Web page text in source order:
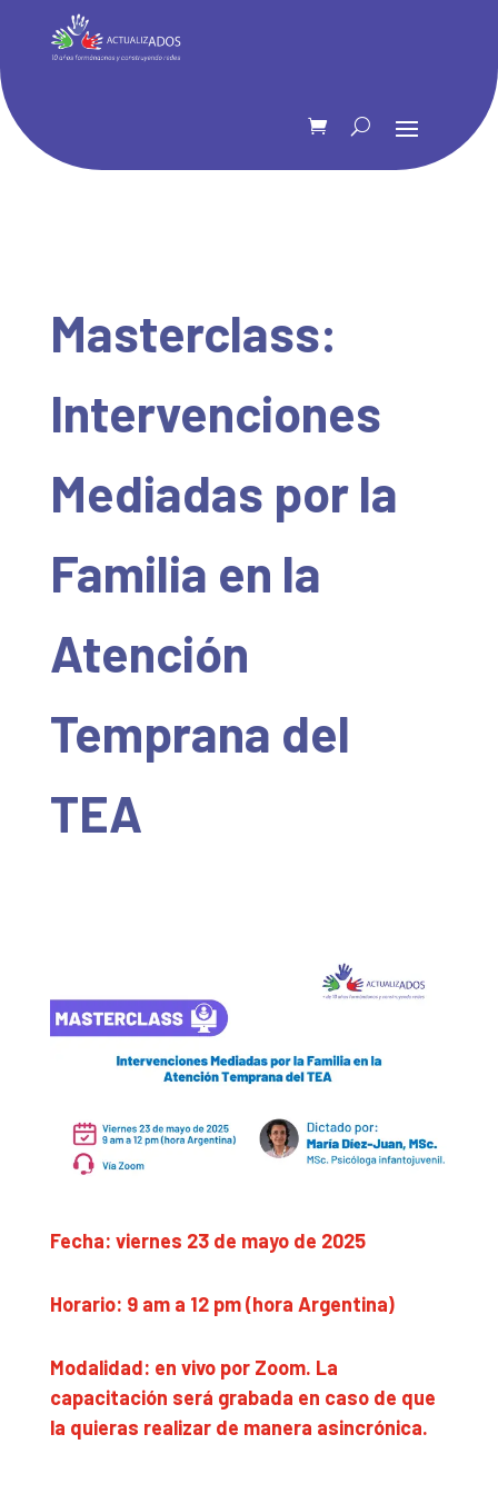
Masterclass:
Intervenciones
Mediadas por la
Familia en la
Atención
Temprana del
TEA
Fecha: viernes 23 de mayo de 2025
Horario: 9 am a 12 pm (hora Argentina)
Modalidad: en vivo por Zoom. La
capacitación será grabada en caso de que
la quieras realizar de manera asincrónica.